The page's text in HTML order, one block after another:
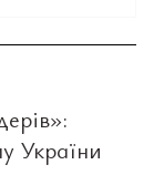
України